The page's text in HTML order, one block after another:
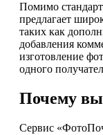
Помимо
предлагает
таких как
добавления
изготовление
одного
Почему
Сервис